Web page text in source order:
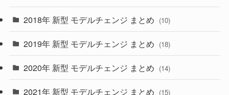
(30)
(27)
(10)
(35)
2018年 新型 モデルチェンジ まとめ (10)
2019年 新型 モデルチェンジ まとめ (18)
2020年 新型 モデルチェンジ まとめ (14)
2021年 新型 モデルチェンジ まとめ (15)